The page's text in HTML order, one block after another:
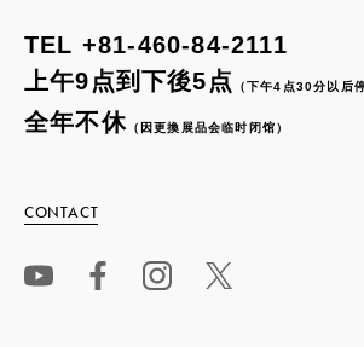
TEL +81-460-84-2111
上午9点到下後5点
（下午4点30分以后
全年不休（因更換展品会临时闭馆）
CONTACT